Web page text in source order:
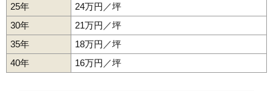
25年
24万円／坪
30年
21万円／坪
35年
18万円／坪
40年
16万円／坪